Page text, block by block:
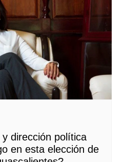
dirección política
en esta elección de